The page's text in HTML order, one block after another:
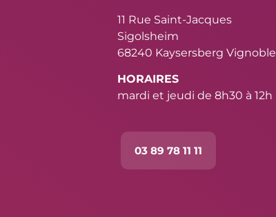
11 Rue Saint-Jacques
Sigolsheim
68240 Kaysersberg Vignoble
HORAIRES
mardi et jeudi de 8h30 à 12h
03 89 78 11 11